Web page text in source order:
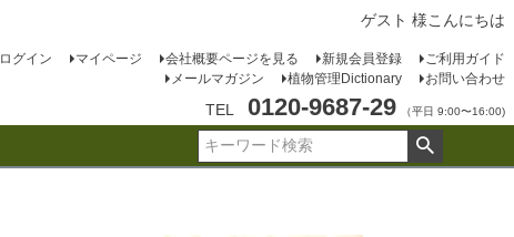
ゲスト 様こんにちは
ログイン マイページ 会社概要ページを見る 新規会員登録
ご利用ガイド
メールマガジン
植物管理Dictionary お問い合わせ
TEL 0120-9687-29 （平日 9:00〜16:00)